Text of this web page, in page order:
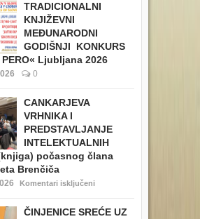
TRADICIONALNI
KNJIŽEVNI
MEĐUNARODNI
GODIŠNJI KONKURS
PERO« Ljubljana 2026
0
CANKARJEVA
VRHNIKA I
PREDSTAVLJANJE
INTELEKTUALNIH
počasnog člana
Brenčiča
Komentari isključeni
ČINJENICE SREĆE UZ